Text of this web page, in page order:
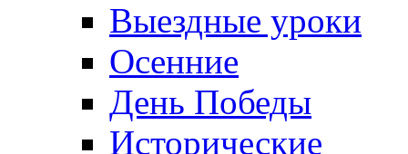
Выездные уроки
Осенние
День Победы
Исторические